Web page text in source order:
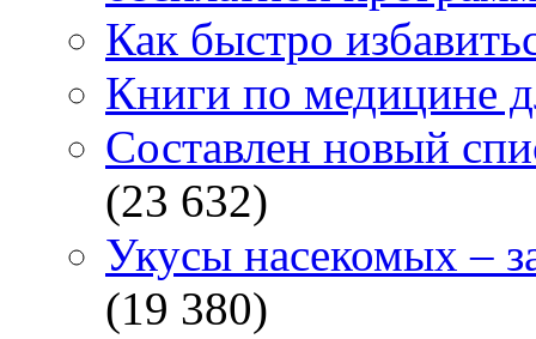
Как быстро
Книги по медицине
Составлен новый
(23 632)
Укусы насекомых –
(19 380)